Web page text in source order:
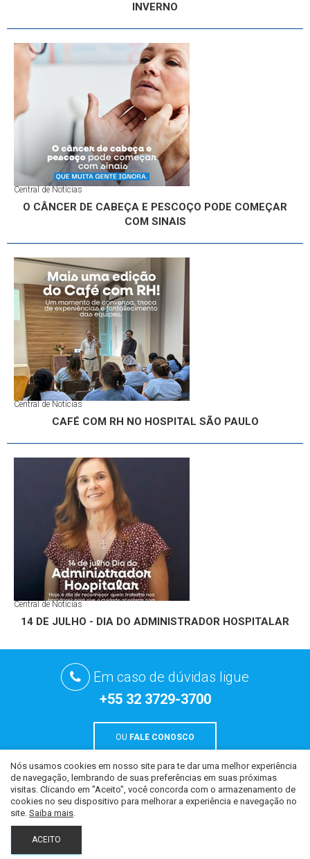
INVERNO
Central de Notícias
O CÂNCER DE CABEÇA E PESCOÇO PODE COMEÇAR
COM SINAIS
Central de Notícias
CAFÉ COM RH NO HOSPITAL SÃO PAULO
Central de Notícias
14 DE JULHO - DIA DO ADMINISTRADOR HOSPITALAR
Nós usamos cookies em nosso site para te dar uma melhor experiência
de navegação, lembrando de suas preferências em suas próximas
visitas. Clicando em "Aceito", você concorda com o armazenamento de
cookies no seu dispositivo para melhorar a experiência e navegação no
site. Saiba mais.
ACEITO
Em caso de dúvidas ligue
+55 32 3729-3700
OU FALE CONOSCO
Todo o conteúdo deste site é de uso exclusivo da CCM Hospital São
Paulo. Proibida cópia ou utilização a qualquer título, sob as penas